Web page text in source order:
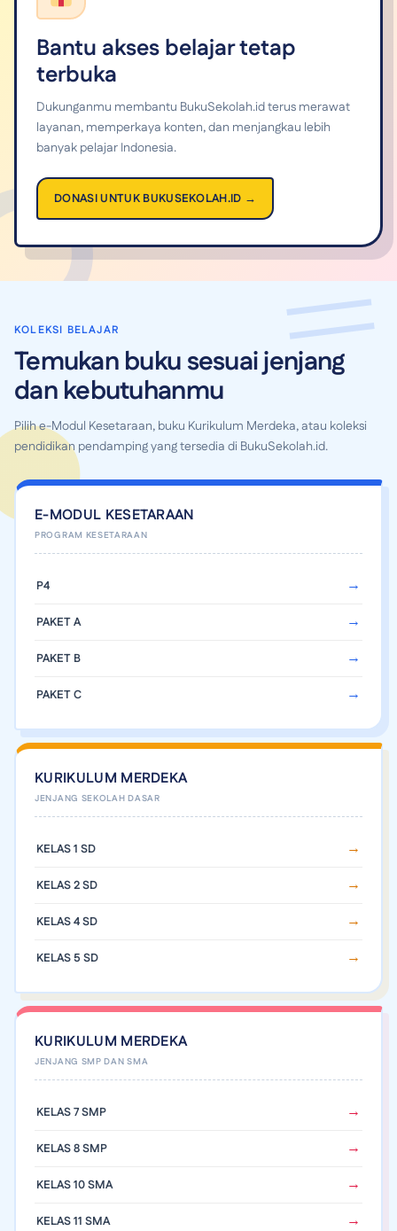
Bantu akses belajar tetap
terbuka
Dukunganmu membantu BukuSekolah.id terus merawat
layanan, memperkaya konten, dan menjangkau lebih
banyak pelajar Indonesia.
DONASI UNTUK BUKUSEKOLAH.ID →
KOLEKSI BELAJAR
Temukan buku sesuai jenjang
dan kebutuhanmu
Pilih e-Modul Kesetaraan, buku Kurikulum Merdeka, atau koleksi
pendidikan pendamping yang tersedia di BukuSekolah.id.
E-MODUL KESETARAAN
P4
PAKET A
PAKET B
PAKET C
KURIKULUM MERDEKA
KELAS 1 SD
KELAS 2 SD
KELAS 4 SD
KELAS 5 SD
KURIKULUM MERDEKA
KELAS 7 SMP
KELAS 8 SMP
KELAS 10 SMA
KELAS 11 SMA